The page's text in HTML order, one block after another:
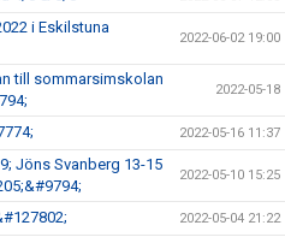
i Eskilstuna
2022-06-02 19:00
till sommarsimskolan
2022-05-18
2022-05-16 11:37
Jöns Svanberg 13-15
2022-05-10 15:25
2022-05-04 21:22